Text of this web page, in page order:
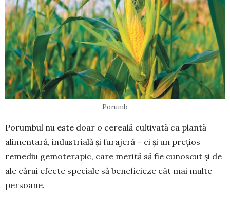
Porumb
Porumbul nu este doar o cereală cultivată ca plantă
alimentară, industrială și furajeră – ci și un prețios
remediu gemoterapic, care merită să fie cunoscut și de
ale cărui efecte speciale să beneficieze cât mai multe
persoane.